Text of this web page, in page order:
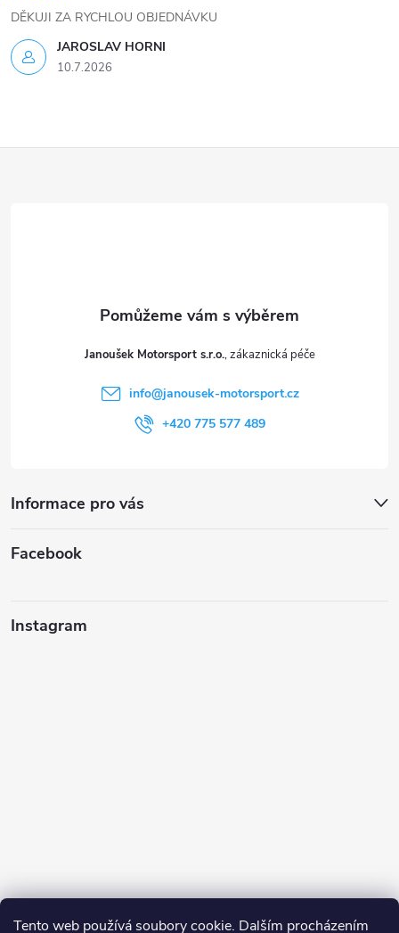
Tento web používá soubory cookie. Dalším procházením
JAROSLAV HORNI
10.7.2026
DĚKUJI ZA RYCHLOU OBJEDNÁVKU
Janoušek Motorsport s.r.o.
info@janousek-motorsport.cz
+420 775 577 489
Informace pro vás
Facebook
Instagram